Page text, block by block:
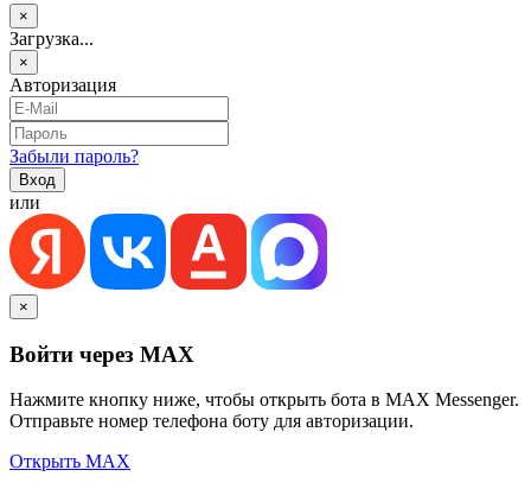
×
Загрузка...
×
Авторизация
Забыли пароль?
или
×
Войти через MAX
Нажмите кнопку ниже, чтобы открыть бота в MAX Messenger.
Отправьте номер телефона боту для авторизации.
Открыть MAX